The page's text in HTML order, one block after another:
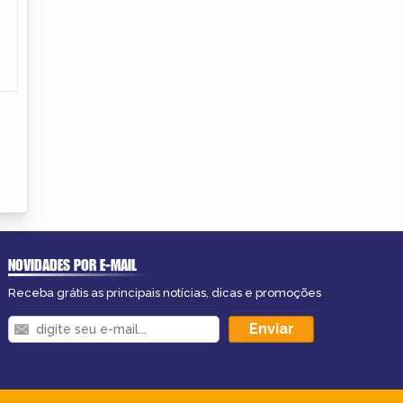
NOVIDADES POR E-MAIL
Receba grátis as principais notícias, dicas e promoções